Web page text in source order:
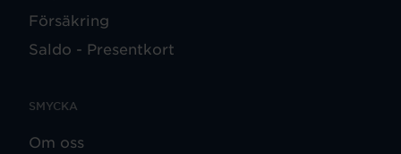
Försäkring
Saldo - Presentkort
SMYCKA
Om oss